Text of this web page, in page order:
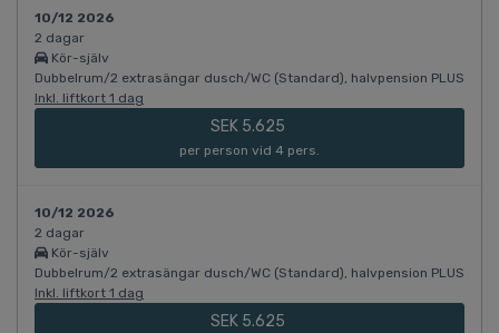
10/12 2026
2 dagar
Kör-själv
Dubbelrum/2 extrasängar dusch/WC (Standard), halvpension PLUS
Inkl. liftkort 1 dag
SEK 5.625
per person vid 4 pers.
10/12 2026
2 dagar
Kör-själv
Dubbelrum/2 extrasängar dusch/WC (Standard), halvpension PLUS
Inkl. liftkort 1 dag
SEK 5.625